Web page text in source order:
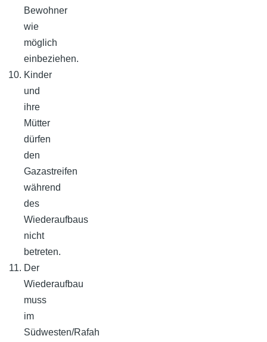
Bewohner
wie
möglich
einbeziehen.
Kinder
und
ihre
Mütter
dürfen
den
Gazastreifen
während
des
Wiederaufbaus
nicht
betreten.
Der
Wiederaufbau
muss
im
Südwesten/Rafah